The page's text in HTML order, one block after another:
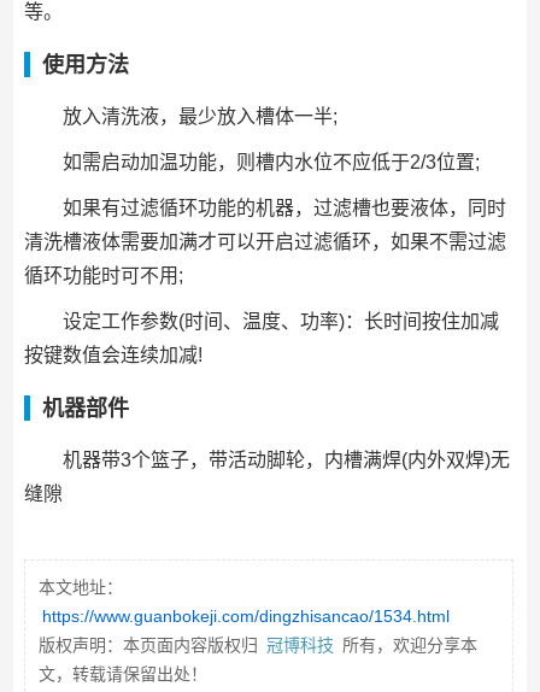
等。
使用方法
放入清洗液，最少放入槽体一半;
如需启动加温功能，则槽内水位不应低于2/3位置;
如果有过滤循环功能的机器，过滤槽也要液体，同时
清洗槽液体需要加满才可以开启过滤循环，如果不需过滤
循环功能时可不用;
设定工作参数(时间、温度、功率)：长时间按住加减
按键数值会连续加减!
机器部件
机器带3个篮子，带活动脚轮，内槽满焊(内外双焊)无
缝隙
本文地址：
https://www.guanbokeji.com/dingzhisancao/1534.html
版权声明：本页面内容版权归 冠博科技 所有，欢迎分享本
文，转载请保留出处！